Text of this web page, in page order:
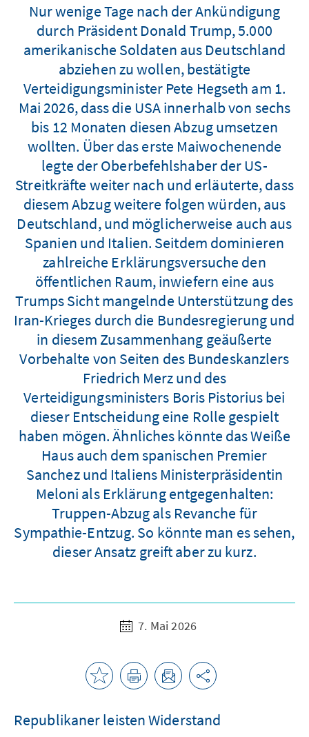
Nur wenige Tage nach der Ankündigung
durch Präsident Donald Trump, 5.000
amerikanische Soldaten aus Deutschland
abziehen zu wollen, bestätigte
Verteidigungsminister Pete Hegseth am 1.
Mai 2026, dass die USA innerhalb von sechs
bis 12 Monaten diesen Abzug umsetzen
wollten. Über das erste Maiwochenende
legte der Oberbefehlshaber der US-
Streitkräfte weiter nach und erläuterte, dass
diesem Abzug weitere folgen würden, aus
Deutschland, und möglicherweise auch aus
Spanien und Italien. Seitdem dominieren
zahlreiche Erklärungsversuche den
öffentlichen Raum, inwiefern eine aus
Trumps Sicht mangelnde Unterstützung des
Iran-Krieges durch die Bundesregierung und
in diesem Zusammenhang geäußerte
Vorbehalte von Seiten des Bundeskanzlers
Friedrich Merz und des
Verteidigungsministers Boris Pistorius bei
dieser Entscheidung eine Rolle gespielt
haben mögen. Ähnliches könnte das Weiße
Haus auch dem spanischen Premier
Sanchez und Italiens Ministerpräsidentin
Meloni als Erklärung entgegenhalten:
Truppen-Abzug als Revanche für
Sympathie-Entzug. So könnte man es sehen,
dieser Ansatz greift aber zu kurz.
7. Mai 2026
Republikaner leisten Widerstand